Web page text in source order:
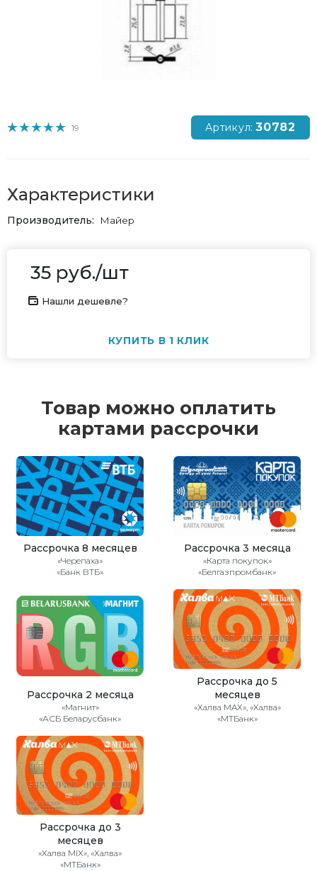
19 Артикул: 30782
Характеристики
Производитель Майер
35 руб./шт
Нашли дешевле?
КУПИТЬ В 1 КЛИК
Товар можно оплатить
картами рассрочки
Рассрочка 8 месяцев
«Черепаха»
«Банк ВТБ»
Рассрочка 3 месяца
«Карта покупок»
«Белгазпромбанк»
Рассрочка 2 месяца
«Магнит»
«АСБ Беларусбанк»
Рассрочка до 5
месяцев
«Халва MAX», «Халва»
«МТБанк»
Рассрочка до 3
месяцев
«Халва MIX», «Халва»
«МТБанк»